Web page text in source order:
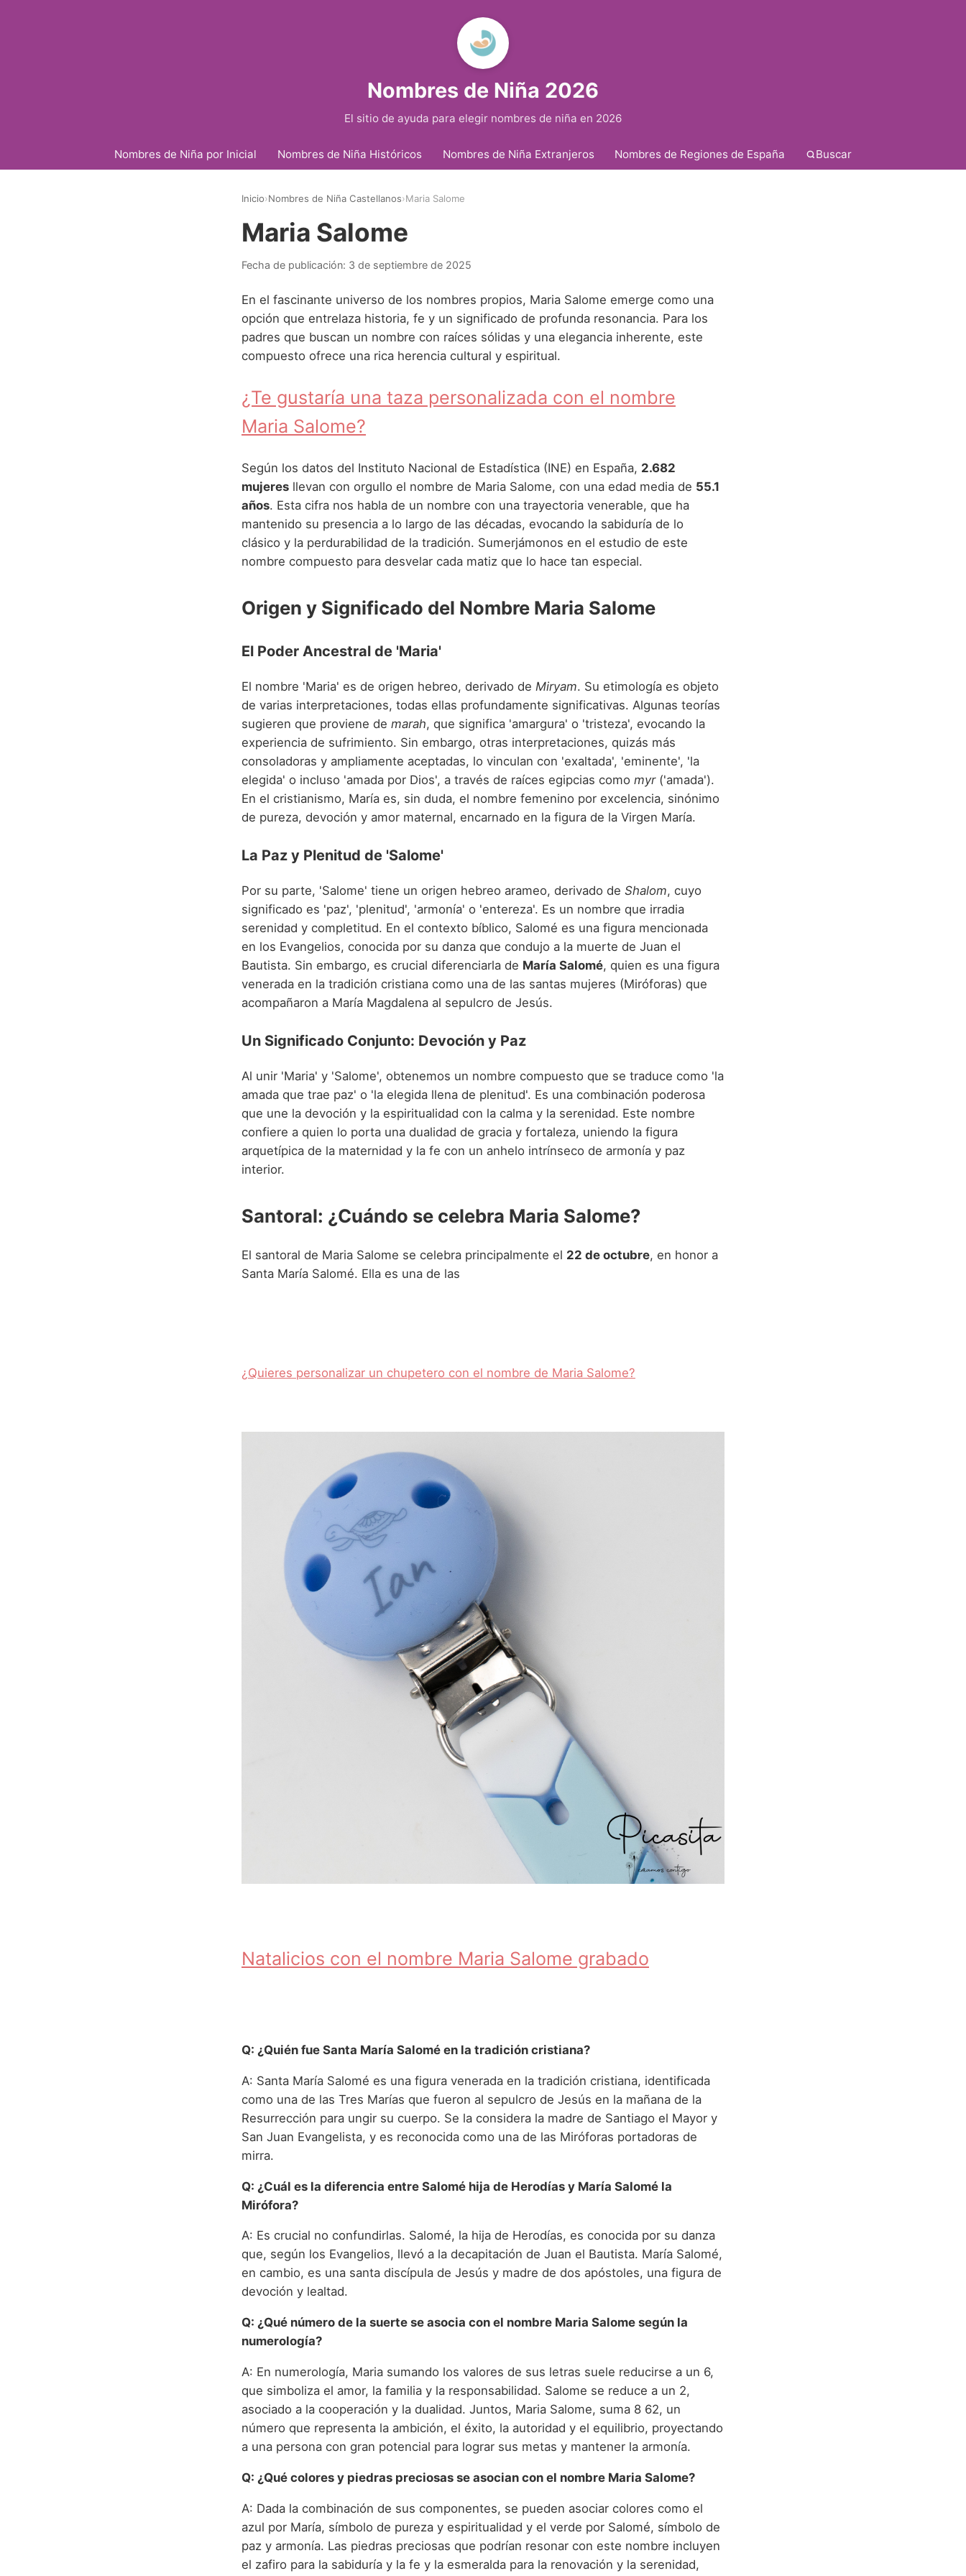
Nombres de Niña 2026
El sitio de ayuda para elegir nombres de niña en 2026
Nombres de Niña por Inicial Nombres de Niña Históricos Nombres de Niña Extranjeros Nombres de Regiones de España Buscar
Inicio›Nombres de Niña Castellanos›Maria Salome
Maria Salome
Fecha de publicación: 3 de septiembre de 2025
En el fascinante universo de los nombres propios, Maria Salome emerge como una
opción que entrelaza historia, fe y un significado de profunda resonancia. Para los
padres que buscan un nombre con raíces sólidas y una elegancia inherente, este
compuesto ofrece una rica herencia cultural y espiritual.
¿Te gustaría una taza personalizada con el nombre
Maria Salome?
Según los datos del Instituto Nacional de Estadística (INE) en España, 2.682
mujeres llevan con orgullo el nombre de Maria Salome, con una edad media de 55.1
años. Esta cifra nos habla de un nombre con una trayectoria venerable, que ha
mantenido su presencia a lo largo de las décadas, evocando la sabiduría de lo
clásico y la perdurabilidad de la tradición. Sumerjámonos en el estudio de este
nombre compuesto para desvelar cada matiz que lo hace tan especial.
Origen y Significado del Nombre Maria Salome
El Poder Ancestral de 'Maria'
El nombre 'Maria' es de origen hebreo, derivado de Miryam. Su etimología es objeto
de varias interpretaciones, todas ellas profundamente significativas. Algunas teorías
sugieren que proviene de marah, que significa 'amargura' o 'tristeza', evocando la
experiencia de sufrimiento. Sin embargo, otras interpretaciones, quizás más
consoladoras y ampliamente aceptadas, lo vinculan con 'exaltada', 'eminente', 'la
elegida' o incluso 'amada por Dios', a través de raíces egipcias como myr('amada').
En el cristianismo, María es, sin duda, el nombre femenino por excelencia, sinónimo
de pureza, devoción y amor maternal, encarnado en la figura de la Virgen María.
La Paz y Plenitud de 'Salome'
Por su parte, 'Salome' tiene un origen hebreo arameo, derivado de Shalom, cuyo
significado es 'paz', 'plenitud', 'armonía' o 'entereza'. Es un nombre que irradia
serenidad y completitud. En el contexto bíblico, Salomé es una figura mencionada
en los Evangelios, conocida por su danza que condujo a la muerte de Juan el
Bautista. Sin embargo, es crucial diferenciarla de María Salomé, quien es una figura
venerada en la tradición cristiana como una de las santas mujeres (Miróforas) que
acompañaron a María Magdalena al sepulcro de Jesús.
Un Significado Conjunto: Devoción y Paz
Al unir 'Maria' y 'Salome', obtenemos un nombre compuesto que se traduce como 'la
amada que trae paz' o 'la elegida llena de plenitud'. Es una combinación poderosa
que une la devoción y la espiritualidad con la calma y la serenidad. Este nombre
confiere a quien lo porta una dualidad de gracia y fortaleza, uniendo la figura
arquetípica de la maternidad y la fe con un anhelo intrínseco de armonía y paz
interior.
Santoral: ¿Cuándo se celebra Maria Salome?
El santoral de Maria Salome se celebra principalmente el 22 de octubre, en honor a
Santa María Salomé. Ella es una de las
¿Quieres personalizar un chupetero con el nombre de Maria Salome?
Natalicios con el nombre Maria Salome grabado
Q: ¿Quién fue Santa María Salomé en la tradición cristiana?
A: Santa María Salomé es una figura venerada en la tradición cristiana, identificada
como una de las Tres Marías que fueron al sepulcro de Jesús en la mañana de la
Resurrección para ungir su cuerpo. Se la considera la madre de Santiago el Mayor y
San Juan Evangelista, y es reconocida como una de las Miróforas portadoras de
mirra.
Q: ¿Cuál es la diferencia entre Salomé hija de Herodías y María Salomé la
Mirófora?
A: Es crucial no confundirlas. Salomé, la hija de Herodías, es conocida por su danza
que, según los Evangelios, llevó a la decapitación de Juan el Bautista. María Salomé,
en cambio, es una santa discípula de Jesús y madre de dos apóstoles, una figura de
devoción y lealtad.
Q: ¿Qué número de la suerte se asocia con el nombre Maria Salome según la
numerología?
A: En numerología, Maria sumando los valores de sus letras suele reducirse a un 6,
que simboliza el amor, la familia y la responsabilidad. Salome se reduce a un 2,
asociado a la cooperación y la dualidad. Juntos, Maria Salome, suma 8 62, un
número que representa la ambición, el éxito, la autoridad y el equilibrio, proyectando
a una persona con gran potencial para lograr sus metas y mantener la armonía.
Q: ¿Qué colores y piedras preciosas se asocian con el nombre Maria Salome?
A: Dada la combinación de sus componentes, se pueden asociar colores como el
azul por María, símbolo de pureza y espiritualidad y el verde por Salomé, símbolo de
paz y armonía. Las piedras preciosas que podrían resonar con este nombre incluyen
el zafiro para la sabiduría y la fe y la esmeralda para la renovación y la serenidad,